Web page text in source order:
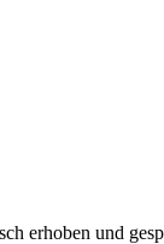
erhoben und